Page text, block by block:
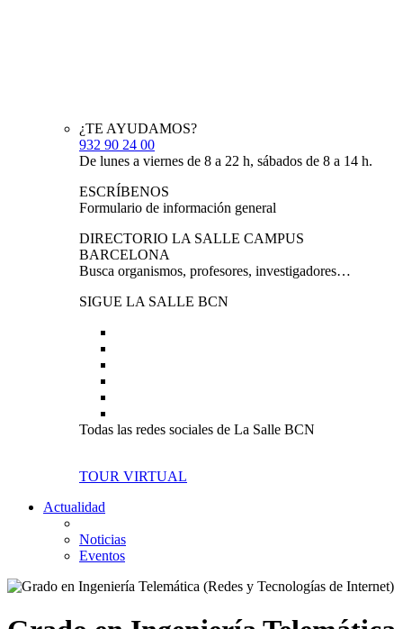
¿TE AYUDAMOS?
932 90 24 00
De lunes a viernes de 8 a 22 h, sábados de 8 a 14 h.
ESCRÍBENOS
Formulario de información general
DIRECTORIO LA SALLE CAMPUS
BARCELONA
Busca organismos, profesores, investigadores…
SIGUE LA SALLE BCN
Todas las redes sociales de La Salle BCN
TOUR VIRTUAL
Actualidad
Noticias
Eventos